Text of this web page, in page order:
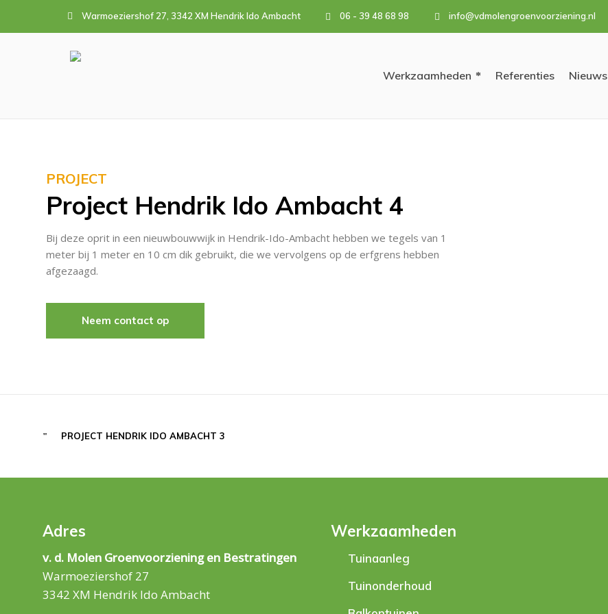
Warmoeziershof 27, 3342 XM Hendrik Ido Ambacht 06 - 39 48 68 98 info@vdmolengroenvoorziening.nl
Werkzaamheden Referenties Nieuws
PROJECT
Project Hendrik Ido Ambacht 4
Bij deze oprit in een nieuwbouwwijk in Hendrik-Ido-Ambacht hebben we tegels van 1
meter bij 1 meter en 10 cm dik gebruikt, die we vervolgens op de erfgrens hebben
afgezaagd.
Neem contact op
PROJECT HENDRIK IDO AMBACHT 3
Adres
v. d. Molen Groenvoorziening en Bestratingen
Warmoeziershof 27
3342 XM Hendrik Ido Ambacht
Werkzaamheden
Tuinaanleg
Tuinonderhoud